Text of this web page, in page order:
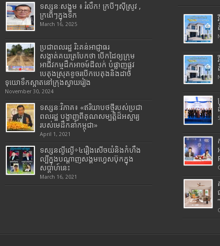
ទស្សនៈសង្គម ៖ រំលឹក! ក្របីៗស៊ីស្រូវ ,
ក្រពើៗក្នុងទឹក
March 16, 2025
ប្រជាពលរដ្ឋ រិះគន់អាជ្ញាធរ
សង្កាត់គយត្របែកថា បើកដៃឲ្យក្រុម
អាជីវកម្មដឹកអាចម៍ដីលក់ បំផ្លាញផ្លូវ
បេតុងស្រុតខូចរបើកបេតុងនិងដាច់
ទុយោទឹកស្អាតនៅក្រុងស្វាយរៀង
November 30, 2024
ទស្សនៈវិភាគ៖ «ឥរិយាបថថ្មីរបស់ប្រជា
ពលរដ្ឋ បង្ហាញពីគុណសម្បត្តិដ៏អស្ចារ្យ
របស់មេដឹកនាំកម្ពុជា»
April 1, 2021
ទស្សនល្ងីល្ងើ÷៤រឿងសើចយំនិងកំហឹង
ល្បីក្នុងបណ្តាញសង្គមហ្វេសប៊ុកក្នុង
សប្តាហ៍នេះ
March 16, 2021